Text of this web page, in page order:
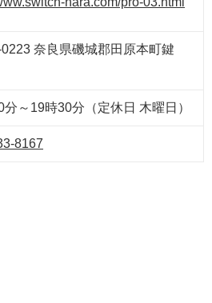
奈良県磯城郡田原本町鍵
分～19時30分（定休日 木曜日）
8167